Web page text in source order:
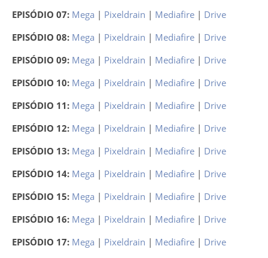
EPISÓDIO 07: Mega | Pixeldrain | Mediafire | Drive
EPISÓDIO 08: Mega | Pixeldrain | Mediafire | Drive
EPISÓDIO 09: Mega | Pixeldrain | Mediafire | Drive
EPISÓDIO 10: Mega | Pixeldrain | Mediafire | Drive
EPISÓDIO 11: Mega | Pixeldrain | Mediafire | Drive
EPISÓDIO 12: Mega | Pixeldrain | Mediafire | Drive
EPISÓDIO 13: Mega | Pixeldrain | Mediafire | Drive
EPISÓDIO 14: Mega | Pixeldrain | Mediafire | Drive
EPISÓDIO 15: Mega | Pixeldrain | Mediafire | Drive
EPISÓDIO 16: Mega | Pixeldrain | Mediafire | Drive
EPISÓDIO 17: Mega | Pixeldrain | Mediafire | Drive